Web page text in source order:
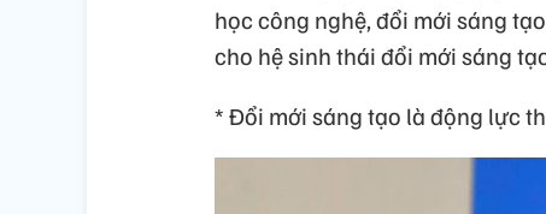
học công nghệ, đổi mới sáng
cho hệ sinh thái đổi mới sáng
* Đổi mới sáng tạo là động lực